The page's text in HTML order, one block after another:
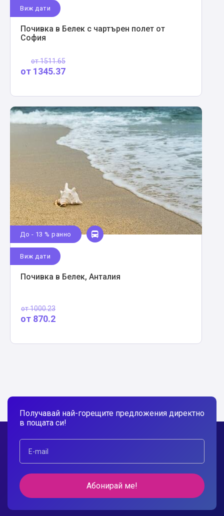
Виж дати
Почивка в Белек с чартърен полет от
София
от1511.65
от 1345.37
До - 13 % ранно
Виж дати
Почивка в Белек, Анталия
от1000.23
от 870.2
Получавай най-горещите предложения директно
в пощата си!
Абонирай ме!